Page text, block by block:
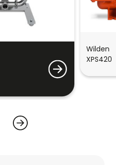
Wilden
XPS420